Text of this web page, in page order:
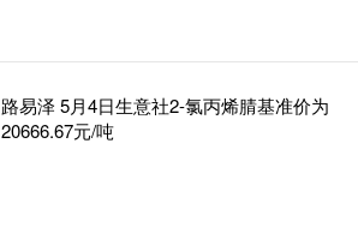
路易泽 5月4日生意社2-氯丙烯腈基准价为
20666.67元/吨